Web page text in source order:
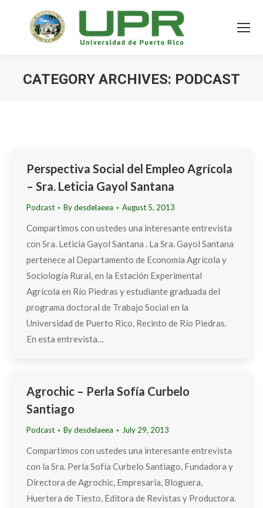
CATEGORY ARCHIVES: PODCAST
Perspectiva Social del Empleo Agrícola
– Sra. Leticia Gayol Santana
Podcast Bydesdelaeea August 5, 2013
Compartimos con ustedes una interesante entrevista
con Sra. Leticia Gayol Santana . La Sra. Gayol Santana
pertenece al Departamento de Economía Agrícola y
Sociología Rural, en la Estación Experimental
Agrícola en Río Piedras y estudiante graduada del
programa doctoral de Trabajo Social en la
Universidad de Puerto Rico, Recinto de Río Piedras.
En esta entrevista…
Agrochic – Perla Sofía Curbelo
Santiago
Podcast Bydesdelaeea July 29, 2013
Compartimos con ustedes una interesante entrevista
con la Sra. Perla Sofía Curbelo Santiago, Fundadora y
Directora de Agrochic, Empresaria, Bloguera,
Huertera de Tiesto, Editora de Revistas y Productora.